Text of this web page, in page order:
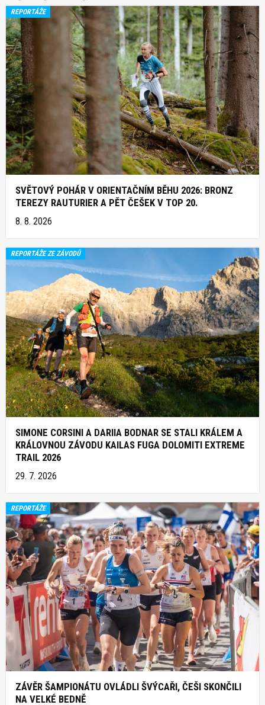
REPORTÁŽE
SVĚTOVÝ POHÁR V ORIENTAČNÍM BĚHU 2026: BRONZ
TEREZY RAUTURIER A PĚT ČEŠEK V TOP 20.
8. 8. 2026
REPORTÁŽE ZE ZÁVODŮ
SIMONE CORSINI A DARIIA BODNAR SE STALI KRÁLEM A
KRÁLOVNOU ZÁVODU KAILAS FUGA DOLOMITI EXTREME
TRAIL 2026
29. 7. 2026
REPORTÁŽE
ZÁVĚR ŠAMPIONÁTU OVLÁDLI ŠVÝCAŘI, ČEŠI SKONČILI
NA VELKÉ BEDNĚ